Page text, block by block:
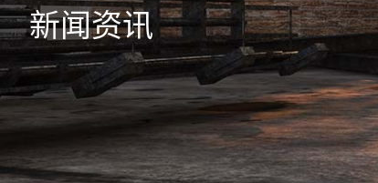
新闻资讯